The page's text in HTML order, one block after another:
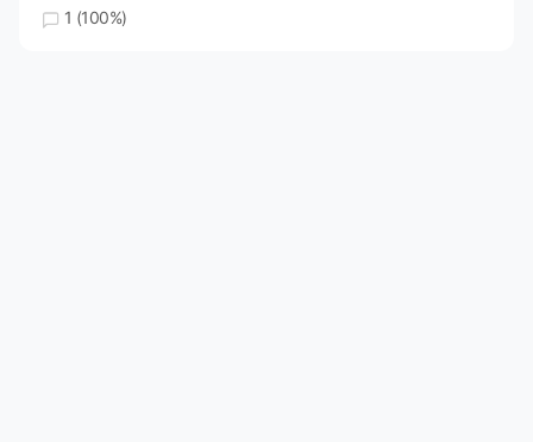
1 (100%)